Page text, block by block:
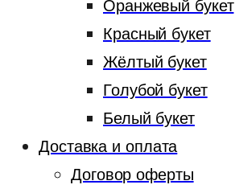
Оранжевый букет
Красный букет
Жёлтый букет
Голубой букет
Белый букет
Доставка и оплата
Договор оферты